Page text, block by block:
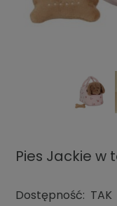
Pies Jackie w
Dostępność: TAK